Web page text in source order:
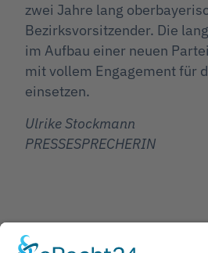
zwei Jahre lang
Bezirksvorsitzender. Die
im Aufbau einer neuen
mit vollem Engagement für
einsetzen.
Ulrike Stockmann
PRESSESPRECHERIN